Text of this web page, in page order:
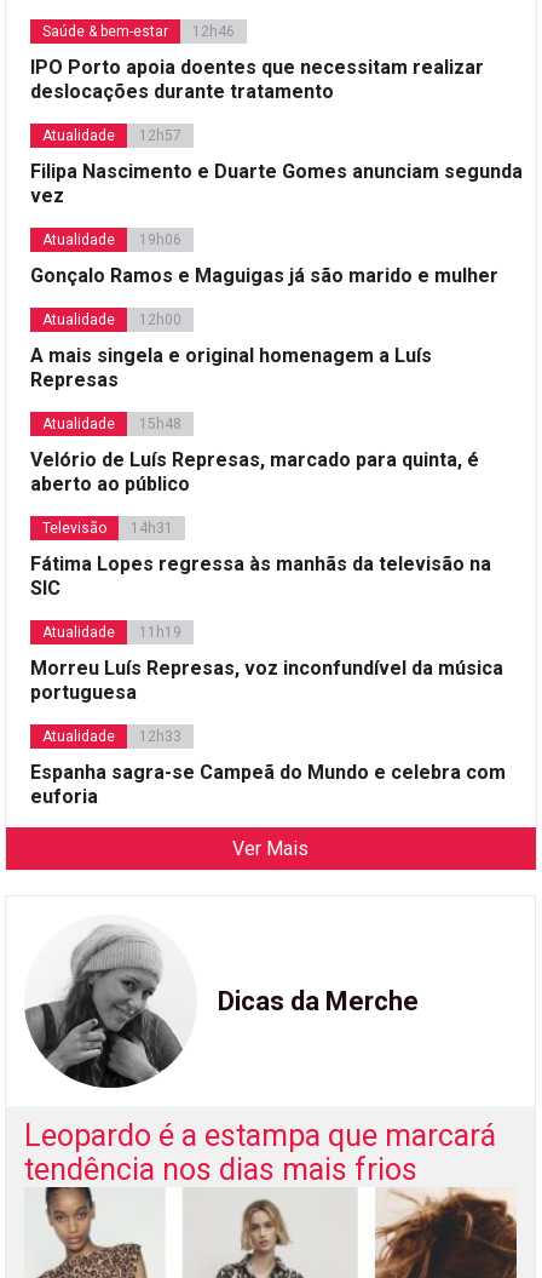
Saúde & bem-estar 12h46
IPO Porto apoia doentes que necessitam realizar
deslocações durante tratamento
Atualidade 12h57
Filipa Nascimento e Duarte Gomes anunciam segunda
vez
Atualidade 19h06
Gonçalo Ramos e Maguigas já são marido e mulher
Atualidade 12h00
A mais singela e original homenagem a Luís
Represas
Atualidade 15h48
Velório de Luís Represas, marcado para quinta, é
aberto ao público
Televisão 14h31
Fátima Lopes regressa às manhãs da televisão na
SIC
Atualidade 11h19
Morreu Luís Represas, voz inconfundível da música
portuguesa
Atualidade 12h33
Espanha sagra-se Campeã do Mundo e celebra com
euforia
Ver Mais
Dicas da Merche
Leopardo é a estampa que marcará
tendência nos dias mais frios